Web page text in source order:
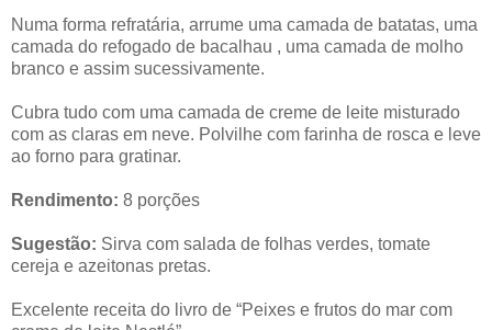
Numa forma refratária, arrume uma camada de batatas, uma
camada do refogado de bacalhau , uma camada de molho
branco e assim sucessivamente.
Cubra tudo com uma camada de creme de leite misturado
com as claras em neve. Polvilhe com farinha de rosca e leve
ao forno para gratinar.
Rendimento: 8 porções
Sugestão: Sirva com salada de folhas verdes, tomate
cereja e azeitonas pretas.
Excelente receita do livro de “Peixes e frutos do mar com